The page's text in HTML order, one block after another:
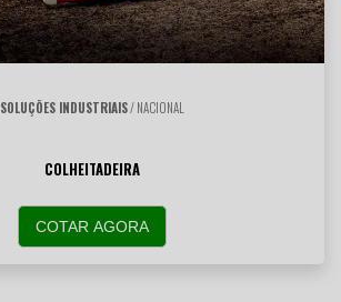
SOLUÇÕES INDUSTRIAIS/ NACIONAL
COLHEITADEIRA
COTAR AGORA